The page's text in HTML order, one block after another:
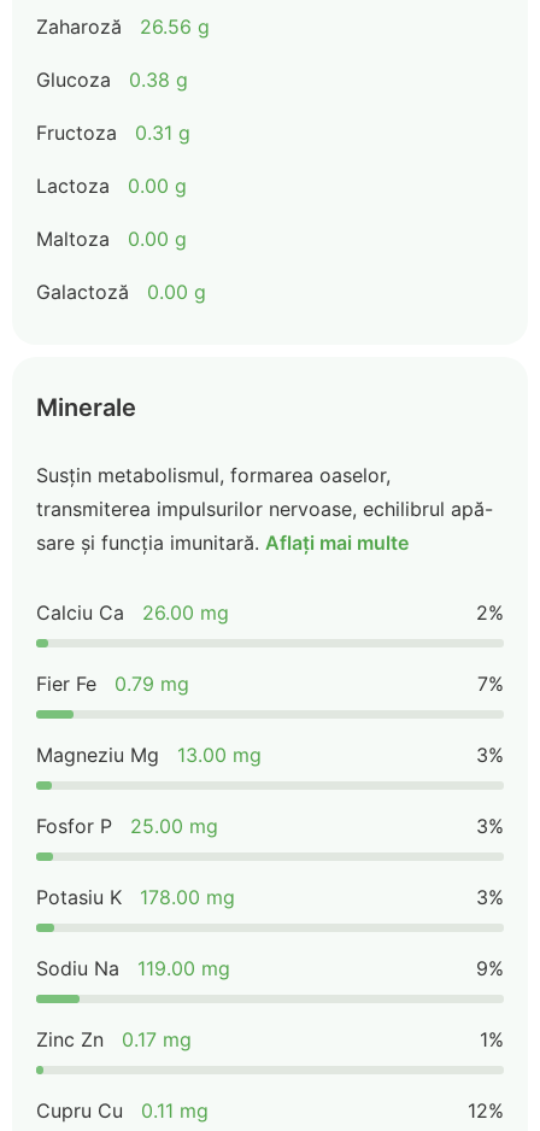
Zaharoză 26.56 g
Glucoza 0.38 g
Fructoza 0.31 g
Lactoza 0.00 g
Maltoza 0.00 g
Galactoză 0.00 g
Minerale
Susțin metabolismul, formarea oaselor,
transmiterea impulsurilor nervoase, echilibrul apă-
sare și funcția imunitară. Aflați mai multe
Calciu Ca 26.00 mg 2%
Fier Fe 0.79 mg 7%
Magneziu Mg 13.00 mg 3%
Fosfor P 25.00 mg 3%
Potasiu K 178.00 mg 3%
Sodiu Na 119.00 mg 9%
Zinc Zn 0.17 mg 1%
Cupru Cu 0.11 mg 12%